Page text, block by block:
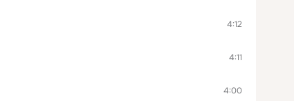
4:12
4:11
4:00